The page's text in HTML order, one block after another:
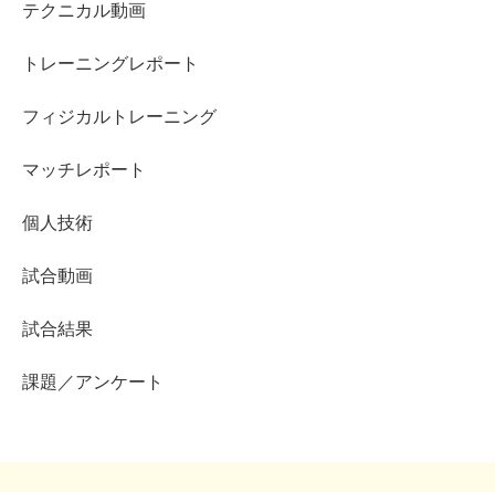
テクニカル動画
トレーニングレポート
フィジカルトレーニング
マッチレポート
個人技術
試合動画
試合結果
課題／アンケート